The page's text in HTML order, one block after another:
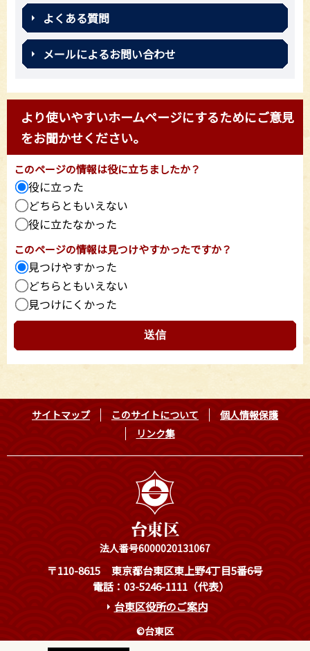
よくある質問
メールによるお問い合わせ
より使いやすいホームページにするためにご意見
をお聞かせください。
このページの情報は役に立ちましたか？
役に立った
どちらともいえない
役に立たなかった
このページの情報は見つけやすかったですか？
見つけやすかった
どちらともいえない
見つけにくかった
サイトマップ このサイトについて
個人情報保護
リンク集
法人番号6000020131067
〒110-8615
東京都台東区東上野4丁目5番6号
電話：03-5246-1111（代表）
台東区役所のご案内
©台東区